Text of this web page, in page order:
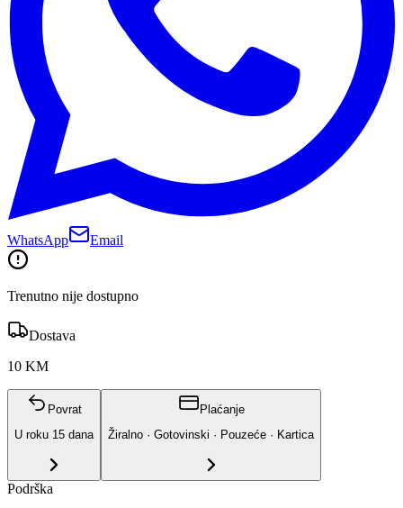
WhatsApp Email
Trenutno nije dostupno
Dostava
10 KM
Povrat
U roku 15 dana
Plaćanje
Žiralno · Gotovinski · Pouzeće · Kartica
Podrška